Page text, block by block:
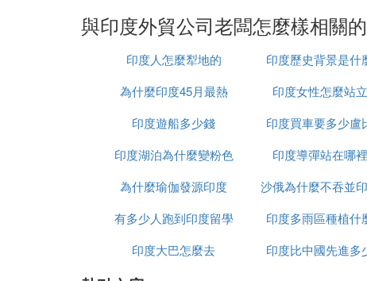
與印度外貿公司老闆怎麼樣相關
印度人怎麼犁地的 印度歷史背景是什
為什麼印度45月最熱
印度女性怎麼站立
印度遊船多少錢 印度買車要多少盧
印度湖泊為什麼變粉色 印度導彈站在哪裡
為什麼瑜伽發源印度
沙俄為什麼不吞並
有多少人跑到印度留學
印度多雨區種植什
印度大巴怎麼去
印度比中國先進多